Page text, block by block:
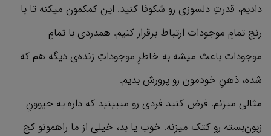
دادیم، قدرتِ دلسوزی رو شکوفا کنید. این کمکمون میکنه تا با
رنجِ تمامِ موجودات ارتباط برقرار کنیم. همدردی با تمامِ
موجودات باعث میشه به خاطرِ موجوداتِ زنده‌ی دیگه هم که
شده، ذهنِ خودمون رو پرورش بدیم.
مثالی میزنم. فرض کنید فردی رو میبینید که داره یه حیوونِ
زبون‌بسته رو کتک میزنه. خوب یا بد، خیلی از ما راهمونو کج